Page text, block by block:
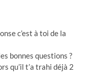
c’est à toi de la
bonnes questions ?
qu’il t’a trahi déjà 2